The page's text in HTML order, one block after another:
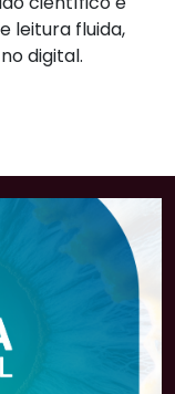
leitura fluida,
digital.